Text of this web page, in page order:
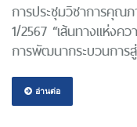
การประชุมวิชาการคุณ
1/2567 “เส้นทางแห่งค
การพัฒนากระบวนการสู่
อ่านต่อ